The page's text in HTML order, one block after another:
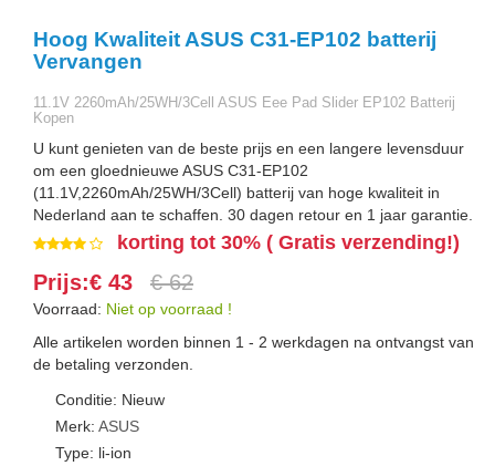
Hoog Kwaliteit ASUS C31-EP102 batterij
Vervangen
11.1V 2260mAh/25WH/3Cell ASUS Eee Pad Slider EP102 Batterij
Kopen
U kunt genieten van de beste prijs en een langere levensduur
om een gloednieuwe ASUS C31-EP102
(11.1V,2260mAh/25WH/3Cell) batterij van hoge kwaliteit in
Nederland aan te schaffen. 30 dagen retour en 1 jaar garantie.
korting tot 30% ( Gratis verzending!)
Prijs:€ 43 € 62
Voorraad: Niet op voorraad !
Alle artikelen worden binnen 1 - 2 werkdagen na ontvangst van
de betaling verzonden.
Conditie: Nieuw
Merk: ASUS
Type: li-ion